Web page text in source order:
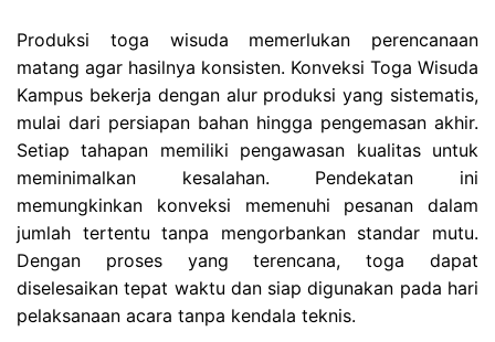
Produksi toga wisuda memerlukan perencanaan
matang agar hasilnya konsisten. Konveksi Toga Wisuda
Kampus bekerja dengan alur produksi yang sistematis,
mulai dari persiapan bahan hingga pengemasan akhir.
Setiap tahapan memiliki pengawasan kualitas untuk
meminimalkan kesalahan. Pendekatan ini
memungkinkan konveksi memenuhi pesanan dalam
jumlah tertentu tanpa mengorbankan standar mutu.
Dengan proses yang terencana, toga dapat
diselesaikan tepat waktu dan siap digunakan pada hari
pelaksanaan acara tanpa kendala teknis.